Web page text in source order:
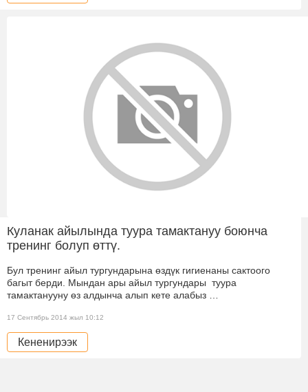
Куланак айылында туура тамактануу боюнча
тренинг болуп өттү.
Бул тренинг айыл тургундарына өздүк гигиенаны сактоого
багыт берди. Мындан ары айыл тургундары туура
тамактанууну өз алдынча алып кете алабыз …
17 Сентябрь 2014 жыл 10:12
Кененирээк